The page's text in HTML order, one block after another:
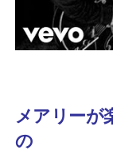
メアリーが
の